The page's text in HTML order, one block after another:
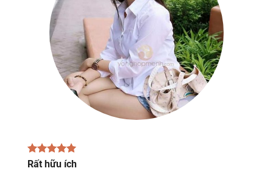
Rất hữu ích